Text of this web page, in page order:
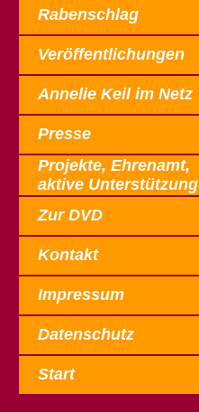
Rabenschlag
Veröffentlichungen
Annelie Keil im Netz
Presse
Projekte, Ehrenamt,
aktive Unterstützung
Zur DVD
Kontakt
Impressum
Datenschutz
Start